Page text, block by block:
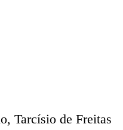
Tarcísio de Freitas